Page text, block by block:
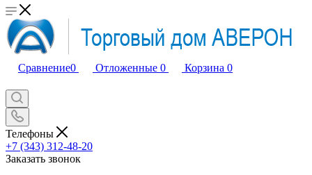
Сравнение0 Отложенные 0 Корзина 0
Телефоны
+7 (343) 312-48-20
Заказать звонок